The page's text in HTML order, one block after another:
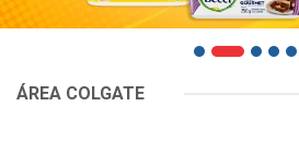
ÁREA COLGATE